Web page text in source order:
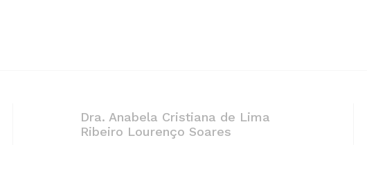
Dra. Anabela Cristiana de Lima
Ribeiro Lourenço Soares